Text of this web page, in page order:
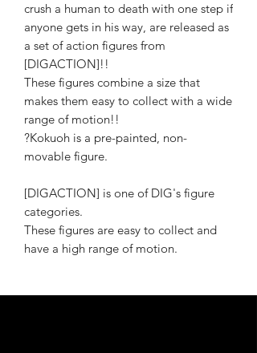
crush a human to death with one step if
anyone gets in his way, are released as
a set of action figures from
[DIGACTION]!!
These figures combine a size that
makes them easy to collect with a wide
range of motion!!
?Kokuoh is a pre-painted, non-
movable figure.
[DIGACTION] is one of DIG's figure
categories.
These figures are easy to collect and
have a high range of motion.